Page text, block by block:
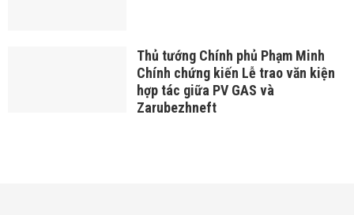
Thủ tướng Chính phủ Phạm Minh
Chính chứng kiến Lễ trao văn kiện
hợp tác giữa PV GAS và
Zarubezhneft